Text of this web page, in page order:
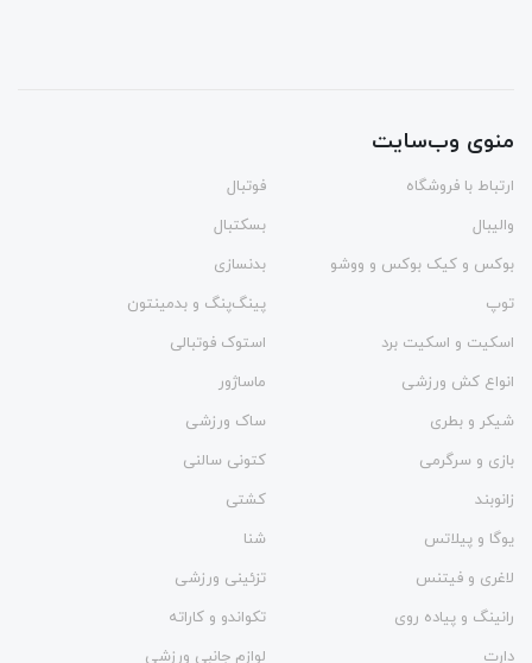
منوی وب‌سایت
ارتباط با فروشگاه
فوتبال
والیبال
بسکتبال
بوکس و کیک بوکس و ووشو
بدنسازی
توپ
پینگ‌پنگ و بدمينتون
اسکیت و اسکیت برد
استوک فوتبالی
انواع کش ورزشی
ماساژور
شیکر و بطری
ساک ورزشی
بازی و سرگرمی
کتونی سالنی
زانوبند
کشتی
یوگا و پیلاتس
شنا
لاغری و فیتنس
تزئینی ورزشی
رانینگ و پیاده روی
تکواندو و کاراته
دارت
لوازم جانبی ورزشی